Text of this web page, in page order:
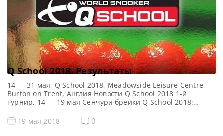
Q School 2018. Результаты
14 — 31 мая, Q School 2018, Meadowside Leisure Centre,
Burton on Trent, Англия Новости Q School 2018 1-й
турнир, 14 — 19 мая Сенчури брейки Q School 2018:
101Сэм Бэйрд — 133, 102Ху Хао — 114Хаммад Миах — 101,
118Джордан Браун — 118Haydon Pinhey […]
19 мая 2018 0